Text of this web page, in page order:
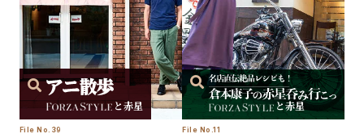
と赤星
File No.39
と赤星
File No.11